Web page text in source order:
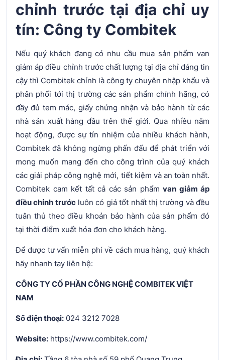
chỉnh trước tại địa chỉ uy
tín: Công ty Combitek
Nếu quý khách đang có nhu cầu mua sản phẩm van
giảm áp điều chỉnh trước chất lượng tại địa chỉ đáng tin
cậy thì Combitek chính là công ty chuyên nhập khẩu và
phân phối tới thị trường các sản phẩm chính hãng, có
đầy đủ tem mác, giấy chứng nhận và bảo hành từ các
nhà sản xuất hàng đầu trên thế giới. Qua nhiều năm
hoạt động, được sự tín nhiệm của nhiều khách hành,
Combitek đã không ngừng phấn đấu để phát triển với
mong muốn mang đến cho công trình của quý khách
các giải pháp công nghệ mới, tiết kiệm và an toàn nhất.
Combitek cam kết tất cả các sản phẩm van giảm áp
điều chỉnh trướcluôn có giá tốt nhất thị trường và đều
tuân thủ theo điều khoản bảo hành của sản phẩm đó
tại thời điểm xuất hóa đơn cho khách hàng.
Để được tư vấn miễn phí về cách mua hàng, quý khách
hãy nhanh tay liên hệ:
CÔNG TY CỔ PHẦN CÔNG NGHỆ COMBITEK VIỆT
NAM
Số điện thoại: 024 3212 7028
Website: https://www.combitek.com/